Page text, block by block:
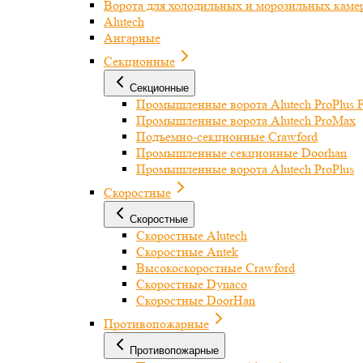
Ворота для холодильных и морозильных
Alutech
Ангарные
Секционные
Секционные
Промышленные ворота Alutech ProPlus
Промышленные ворота Alutech ProMax
Подъемно-секционные Crawford
Промышленные секционные Doorhan
Промышленные ворота Alutech ProPlus
Скоростные
Скоростные
Скоростные Alutech
Скоростные Antek
Высокоскоростные Crawford
Скоростные Dynaco
Скоростные DoorHan
Противопожарные
Противопожарные